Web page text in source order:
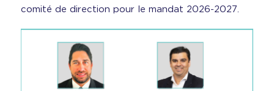
comité de direction pour le mandat 2026-2027.